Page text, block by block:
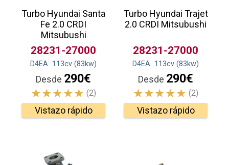
Turbo Hyundai Santa
Fe 2.0 CRDI
Mitsubushi
28231-27000
D4EA 113cv (83kw)
Desde 290€
(2)
Vistazo rápido
Turbo Hyundai Trajet
2.0 CRDI Mitsubushi
28231-27000
D4EA 113cv (83kw)
Desde 290€
(2)
Vistazo rápido